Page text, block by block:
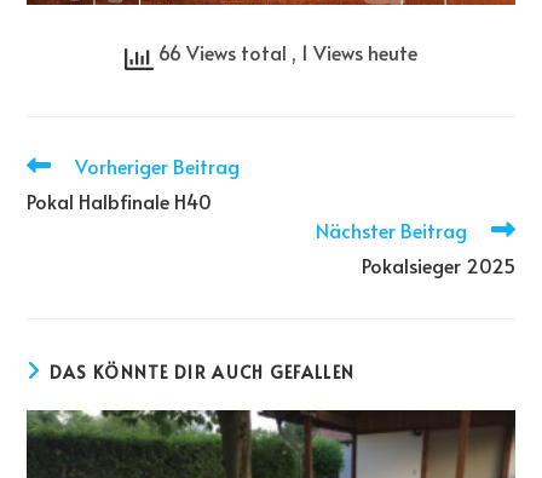
66 Views total , 1 Views heute
Vorheriger Beitrag
Pokal Halbfinale H40
Nächster Beitrag
Pokalsieger 2025
DAS KÖNNTE DIR AUCH GEFALLEN